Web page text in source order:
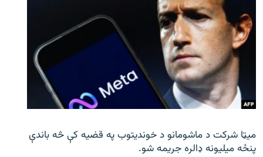
میټا شرکت د ماشومانو د خوندیتوب په قضیه کې څه باندې
پنځه میلیونه ډالره جریمه شو.